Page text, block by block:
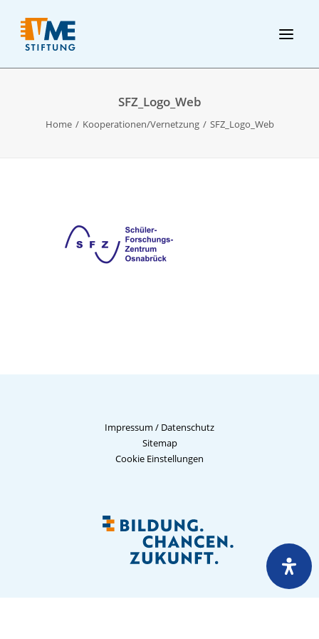
SFZ_Logo_Web
Home Kooperationen/Vernetzung SFZ_Logo_Web
Impressum / Datenschutz
Sitemap
Cookie Einstellungen